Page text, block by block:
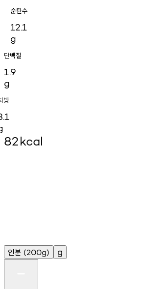
순탄수
12.1
g
단백질
1.9
g
방
82kcal
인분 (200g) g